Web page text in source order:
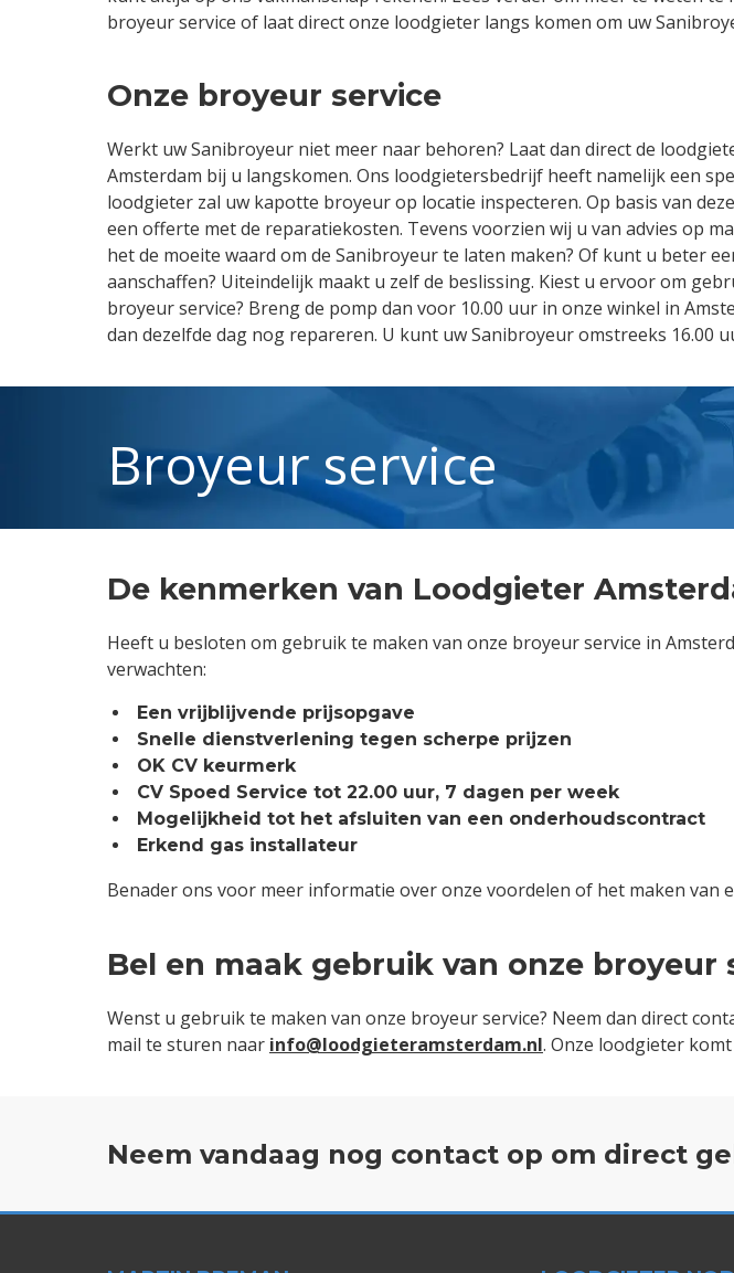
broyeur service of laat direct onze loodgieter langs komen om uw
Onze broyeur service
Werkt uw Sanibroyeur niet meer naar behoren? Laat dan direct de
Amsterdam bij u langskomen. Ons loodgietersbedrijf heeft namelijk een
loodgieter zal uw kapotte broyeur op locatie inspecteren. Op basis van
een offerte met de reparatiekosten. Tevens voorzien wij u van advies op
het de moeite waard om de Sanibroyeur te laten maken? Of kunt u beter
aanschaffen? Uiteindelijk maakt u zelf de beslissing. Kiest u ervoor om
broyeur service? Breng de pomp dan voor 10.00 uur in onze winkel in
dan dezelfde dag nog repareren. U kunt uw Sanibroyeur omstreeks 16.00
Broyeur service
De kenmerken van Loodgieter
Heeft u besloten om gebruik te maken van onze broyeur service in
verwachten:
Een vrijblijvende prijsopgave
Snelle dienstverlening tegen scherpe prijzen
OK CV keurmerk
CV Spoed Service tot 22.00 uur, 7 dagen per week
Mogelijkheid tot het afsluiten van een onderhoudscontract
Erkend gas installateur
Benader ons voor meer informatie over onze voordelen of het maken van
Bel en maak gebruik van onze broyeur
Wenst u gebruik te maken van onze broyeur service? Neem dan direct
mail te sturen naar info@loodgieteramsterdam.nl. Onze loodgieter
Neem vandaag nog contact op om direct